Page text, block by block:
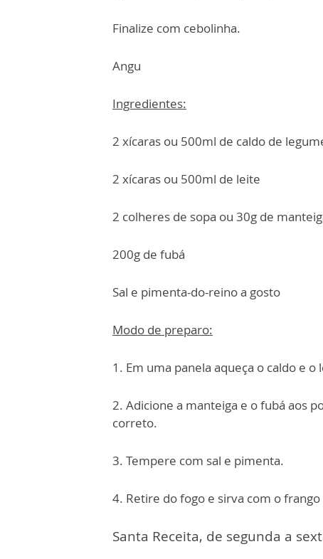
Finalize com cebolinha.
Angu
Ingredientes:
2 xícaras ou 500ml de caldo de
2 xícaras ou 500ml de leite
2 colheres de sopa ou 30g de
200g de fubá
Sal e pimenta-do-reino a gosto
Modo de preparo:
1. Em uma panela aqueça o caldo e o
2. Adicione a manteiga e o fubá aos
correto.
3. Tempere com sal e pimenta.
4. Retire do fogo e sirva com o frango
Santa Receita, de segunda a